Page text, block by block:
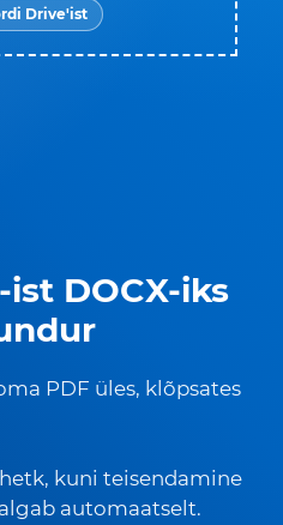
ist DOCX-iks
PDF üles, klõpsates
kuni teisendamine
automaatselt.
Drive'ist